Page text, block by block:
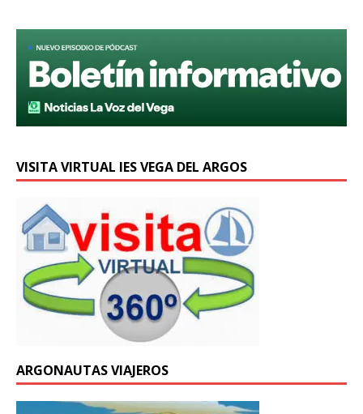
VISITA VIRTUAL IES VEGA DEL ARGOS
ARGONAUTAS VIAJEROS